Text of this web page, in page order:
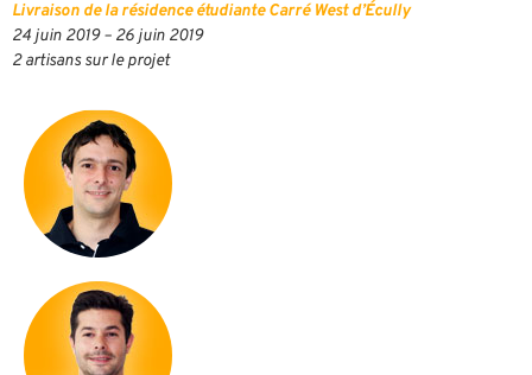
Livraison de la résidence étudiante Carré West d’Écully
24 juin 2019 – 26 juin 2019
2 artisans sur le projet